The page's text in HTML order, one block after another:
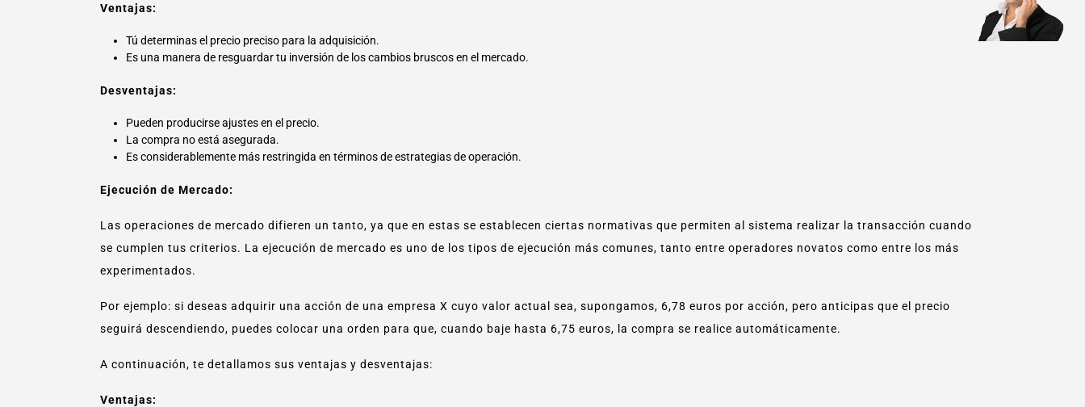
Ventajas:
Tú determinas el precio preciso para la adquisición.
Es una manera de resguardar tu inversión de los cambios bruscos en el mercado.
Desventajas:
Pueden producirse ajustes en el precio.
La compra no está asegurada.
Es considerablemente más restringida en términos de estrategias de operación.
Ejecución de Mercado:
Las operaciones de mercado difieren un tanto, ya que en estas se establecen ciertas normativas que permiten al sistema realizar la transacción cuando
se cumplen tus criterios. La ejecución de mercado es uno de los tipos de ejecución más comunes, tanto entre operadores novatos como entre los más
experimentados.
Por ejemplo: si deseas adquirir una acción de una empresa X cuyo valor actual sea, supongamos, 6,78 euros por acción, pero anticipas que el precio
seguirá descendiendo, puedes colocar una orden para que, cuando baje hasta 6,75 euros, la compra se realice automáticamente.
A continuación, te detallamos sus ventajas y desventajas:
Ventajas: